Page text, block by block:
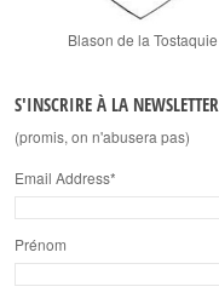
Blason de la Tostaquie
S'INSCRIRE À LA NEWSLETTER
(promis, on n'abusera pas)
Email Address*
Prénom